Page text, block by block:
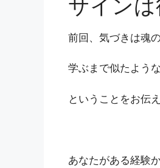
サインは
前回、気づきは魂
学ぶまで似たよう
ということをお伝
あなたがある経験